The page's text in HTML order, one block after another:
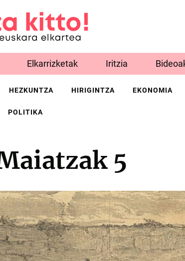
Elkarrizketak Iritzia
HEZKUNTZA HIRIGINTZA EKONOMIA
POLITIKA
5